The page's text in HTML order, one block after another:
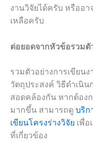
งานวิจัยได้ครับ หรืออ
เหลือครับ
ต่อยอดจากหัวข้อรวมตั
รวมตัวอย่างการเขียน
วัตถุประสงค์ วิธีดำเนิ
สอดคล้องกัน หากต้อง
มากขึ้น สามารถดู บริก
เขียนโครงร่างวิจัย เพื่
ที่เกี่ยวข้อง